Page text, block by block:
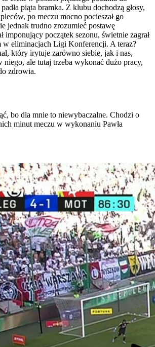
piąta bramka. Z klubu dochodzą głosy,
po meczu mocno pocieszał go
jednak trudno zrozumieć postawę
imponujący początek sezonu, świetnie zagrał
w eliminacjach Ligi Konferencji. A teraz?
który irytuje zarówno siebie, jak i nas,
ale tutaj trzeba wykonać dużo pracy,
zdrowia.
bo dla mnie to niewybaczalne. Chodzi o
minut meczu w wykonaniu Pawła